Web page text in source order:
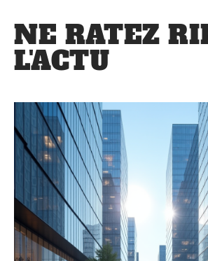
NE RATEZ
L'ACTU